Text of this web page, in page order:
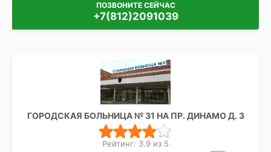
ПОЗВОНИТЕ СЕЙЧАС
+7(812)2091039
ГОРОДСКАЯ БОЛЬНИЦА № 31 НА ПР. ДИНАМО Д. 3
Рейтинг: 3.9 из 5